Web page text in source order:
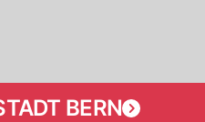
BERN